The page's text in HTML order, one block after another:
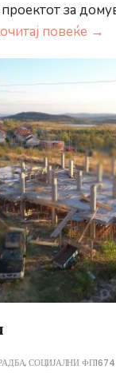
за
повеќе →
,СОЦИЈАЛНИ ФП1674